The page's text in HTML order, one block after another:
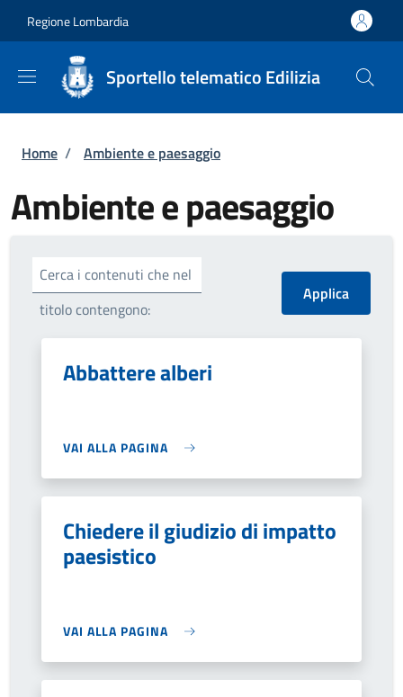
Regione Lombardia
Sportello telematico Edilizia
Briciole di pane
Home / Ambiente e paesaggio
Ambiente e paesaggio
Cerca i contenuti che nel
titolo contengono:
Abbattere alberi
VAI ALLA PAGINA
Chiedere il giudizio di impatto
paesistico
VAI ALLA PAGINA